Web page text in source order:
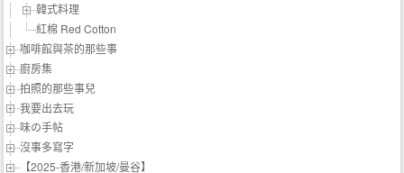
韓式料理
紅棉 Red Cotton
咖啡館與茶的那些事
廚房集
拍照的那些事兒
我要出去玩
味の手帖‬
沒事多寫字
【2025-香港/新加坡/曼谷】